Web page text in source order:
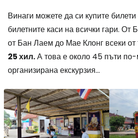
Винаги можете да си купите билети
билетните каси на всички гари. От
от Бан Лаем до Мае Клонг всеки от
25 хил.А това е около 45 пъти
организирана екскурзия...